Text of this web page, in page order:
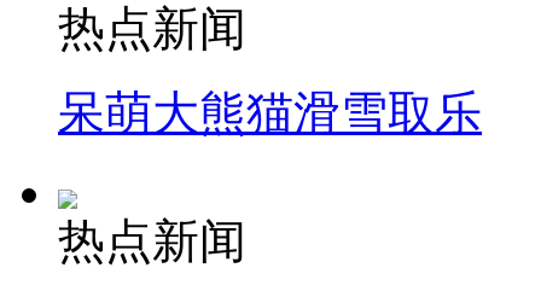
热点新闻
呆萌大熊猫滑雪取乐
热点新闻